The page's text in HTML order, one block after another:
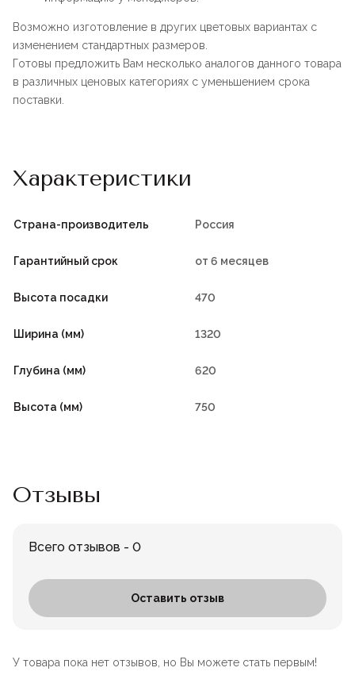
Возможно изготовление в других цветовых вариантах с
изменением стандартных размеров.
Готовы предложить Вам несколько аналогов данного товара
в различных ценовых категориях с уменьшением срока
поставки.
Характеристики
Страна-производитель Россия
Гарантийный срок от 6 месяцев
Высота посадки 470
Ширина (мм) 1320
Глубина (мм) 620
Высота (мм) 750
Отзывы
Всего отзывов - 0
Оставить отзыв
У товара пока нет отзывов, но Вы можете стать первым!